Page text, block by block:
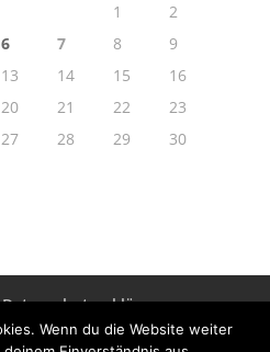
1
2
6 7 8
9
13 14 15
16
20 21 22
23
27 28 29
30
Datenschutzerklärung
Wenn du die Website weiter